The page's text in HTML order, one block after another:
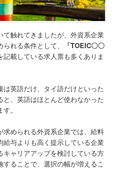
触れてきましたが、外資系企業
れる条件として、
「TOEIC〇〇
記載している求人票も多くありま
英語だけ、タイ語だけといった
と、英語はほとんど使わなかった
。
求められる外資系企業では、給料
給与よりも高く提示している企業
ャリアアップを検討している方
ることで、選択の幅が増えるこ